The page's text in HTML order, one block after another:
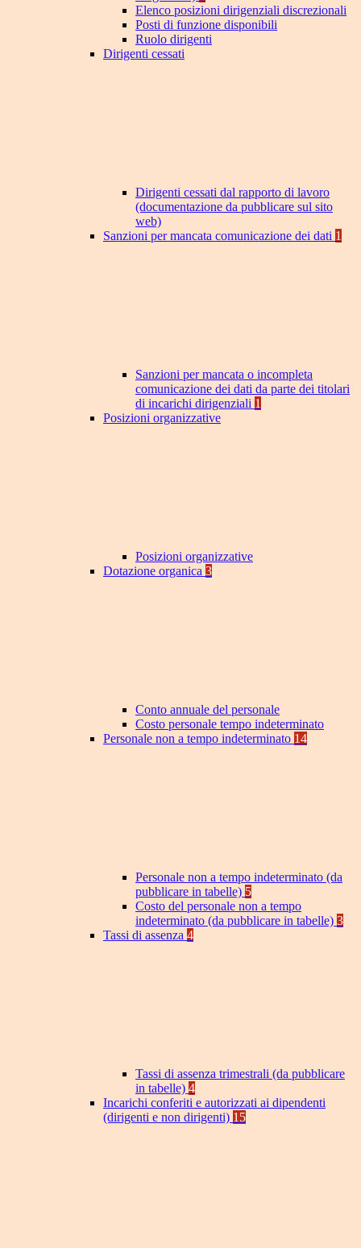
Elenco posizioni dirigenziali discrezionali
Posti di funzione disponibili
Ruolo dirigenti
Dirigenti cessati
Dirigenti cessati dal rapporto di lavoro
(documentazione da pubblicare sul sito
web)
Sanzioni per mancata comunicazione dei dati 1
Sanzioni per mancata o incompleta
comunicazione dei dati da parte dei titolari
di incarichi dirigenziali 1
Posizioni organizzative
Posizioni organizzative
Dotazione organica 3
Conto annuale del personale
Costo personale tempo indeterminato
Personale non a tempo indeterminato 14
Personale non a tempo indeterminato (da
pubblicare in tabelle) 5
Costo del personale non a tempo
indeterminato (da pubblicare in tabelle) 3
Tassi di assenza 4
Tassi di assenza trimestrali (da pubblicare
in tabelle) 4
Incarichi conferiti e autorizzati ai dipendenti
(dirigenti e non dirigenti) 15